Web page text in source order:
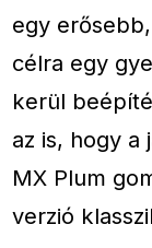
egy
célra egy
kerül
az is, hogy a
MX Plum
verzió